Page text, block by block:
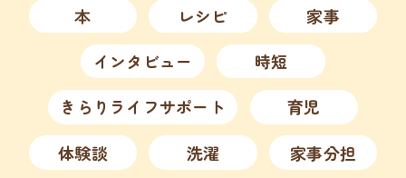
本 レシピ
家事
インタビュー
時短
きらりライフサポート
育児
体験談
洗濯
家事分担